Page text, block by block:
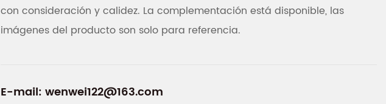
con consideración y calidez. La complementación está disponible, las
imágenes del producto son solo para referencia.
E-mail:wenwei122@163.com